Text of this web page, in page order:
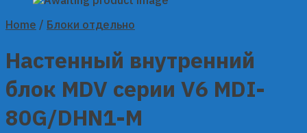
Home / Блоки отдельно
Настенный внутренний
блок MDV серии V6 MDI-
80G/DHN1-M